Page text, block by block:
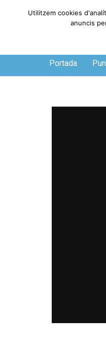
Divendres, 7 de
Portada
Utilitzem cookies
anuncis